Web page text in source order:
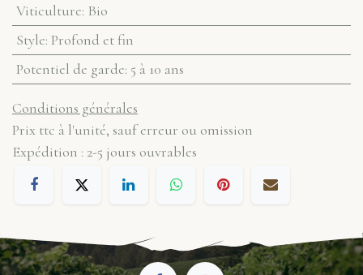
Viticulture: Bio
Style: Profond et fin
Potentiel de garde: 5 à 10 ans
Conditions générales
Prix ttc à l'unité, sauf erreur ou omission
Expédition : 2-5 jours ouvrables